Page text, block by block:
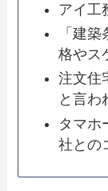
アイ工
「建
格やス
注文住
と言わ
タマホ
社との